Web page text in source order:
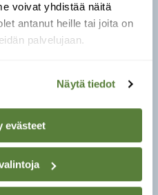
voivat yhdistää näitä
antanut heille tai joita on
palvelujaan.
Näytä tiedot
evästeet
ja talipalloja
verkollisina.
esimerkiksi sen läpi
lautaan kiinni tai
voi tehdä
voi laittaa